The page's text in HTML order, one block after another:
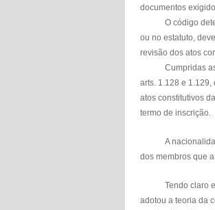
documentos
O código
ou no estatuto,
revisão dos atos
Cumpridas as
arts. 1.128 e
atos constitutivos
termo de inscrição.
A nacionalidade
dos membros que
Tendo claro
adotou a teoria da